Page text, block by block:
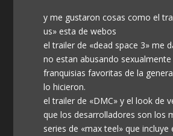
y me gustaron cosas como el
us» esta de webos
el trailer de «dead space 3» me
no estan abusando
franquisias favoritas de la
lo hicieron.
el trailer de «DMC» y el look de
que los desarrolladores son los
series de «max teel» que incluye